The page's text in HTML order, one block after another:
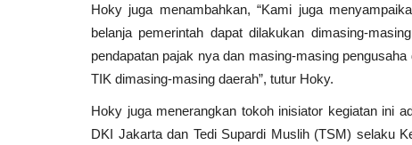
Hoky juga menambahkan, “Kami juga
belanja pemerintah dapat dilakukan dimasing-
pendapatan pajak nya dan masing-masing
TIK dimasing-masing daerah”, tutur Hoky.
Hoky juga menerangkan tokoh inisiator kegiatan ini
DKI Jakarta dan Tedi Supardi Muslih (TSM) selaku